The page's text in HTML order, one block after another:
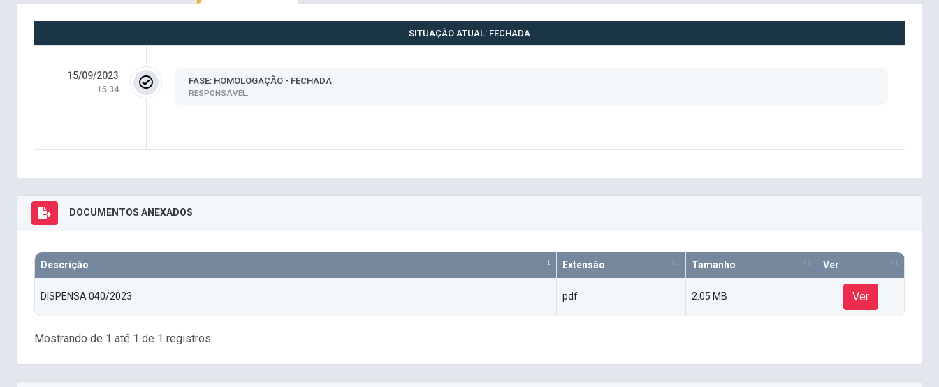
SITUAÇÃO ATUAL: FECHADA
15/09/2023
15:34
FASE: HOMOLOGAÇÃO - FECHADA
RESPONSÁVEL:
DOCUMENTOS ANEXADOS
Descrição Extensão Tamanho Ver
DISPENSA 040/2023 pdf 2.05 MB Ver
Mostrando de 1 até 1 de 1 registros